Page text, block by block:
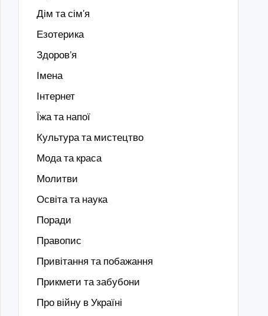
Дім та сім'я
Езотерика
Здоров’я
Імена
Інтернет
Їжа та напої
Культура та мистецтво
Мода та краса
Молитви
Освіта та наука
Поради
Правопис
Привітання та побажання
Прикмети та забубони
Про війну в Україні